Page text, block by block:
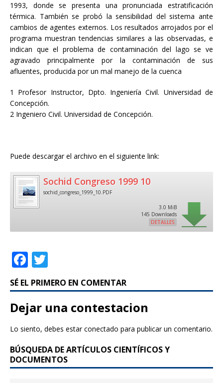
1993, donde se presenta una pronunciada estratificación
térmica. También se probó la sensibilidad del sistema ante
cambios de agentes externos. Los resultados arrojados por el
programa muestran tendencias similares a las observadas, e
indican que el problema de contaminación del lago se ve
agravado principalmente por la contaminación de sus
afluentes, producida por un mal manejo de la cuenca
1 Profesor Instructor, Dpto. Ingeniería Civil. Universidad de
Concepción.
2 Ingeniero Civil. Universidad de Concepción.
Puede descargar el archivo en el siguiente link:
Sochid Congreso 1999 10
sochid_congreso_1999_10.PDF
3.0 MiB
145 Downloads
DETALLES
F
a
c
e
b
o
k
w
it
te
r
SÉ EL PRIMERO EN COMENTAR
Dejar una contestacion
Lo siento, debes estarconectado para publicar un comentario.
BÚSQUEDA DE ARTÍCULOS CIENTÍFICOS Y
DOCUMENTOS